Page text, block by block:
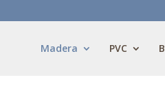
Madera PVC